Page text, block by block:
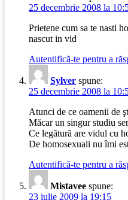
25 decembrie 2008 la
Prietene cum sa te nasti
nascut in vid
Autentifică-te pentru a
Sylver spune:
25 decembrie 2008 la
Atunci de ce oamenii de
Măcar un singur studiu
Ce legătură are vidul cu
De homosexuali nu îmi
Autentifică-te pentru a
Mistavee spune:
23 iulie 2009 la 19:15